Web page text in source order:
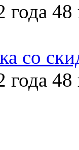
года 48
со
года 48